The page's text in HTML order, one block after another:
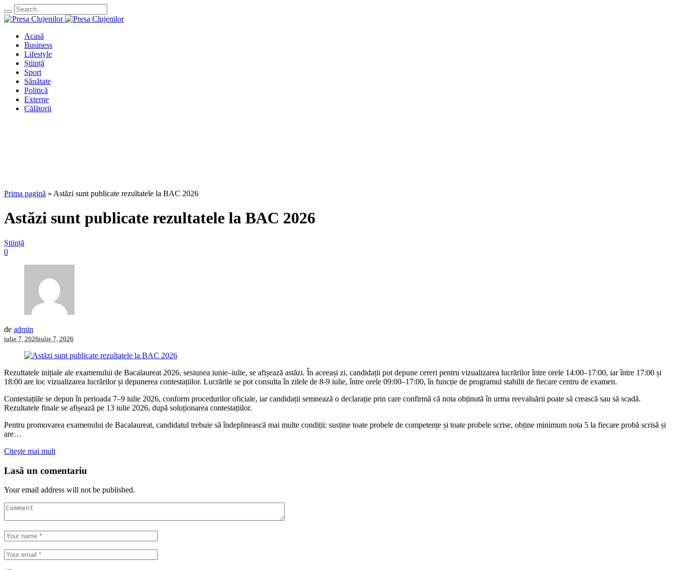
Acasă
Business
Lifestyle
Știință
Sport
Sănătate
Politică
Externe
Călătorii
Prima pagină » Astăzi sunt publicate rezultatele la BAC 2026
Astăzi sunt publicate rezultatele la BAC 2026
Știință
0
de admin
iulie 7, 2026iulie 7, 2026
Rezultatele inițiale ale examenului de Bacalaureat 2026, sesiunea iunie–iulie, se afișează astăzi. În aceeași zi, candidații pot depune cereri pentru vizualizarea lucrărilor între orele 14:00–17:00, iar între 17:00 și
18:00 are loc vizualizarea lucrărilor și depunerea contestațiilor. Lucrările se pot consulta în zilele de 8-9 iulie, între orele 09:00–17:00, în funcție de programul stabilit de fiecare centru de examen.
Contestațiile se depun în perioada 7–9 iulie 2026, conform procedurilor oficiale, iar candidații semnează o declarație prin care confirmă că nota obținută în urma reevaluării poate să crească sau să scadă.
Rezultatele finale se afișează pe 13 iulie 2026, după soluționarea contestațiilor.
Pentru promovarea examenului de Bacalaureat, candidatul trebuie să îndeplinească mai multe condiții: susține toate probele de competențe și toate probele scrise, obține minimum nota 5 la fiecare probă scrisă și
are…
Citeşte mai mult
Lasă un comentariu
Your email address will not be published.